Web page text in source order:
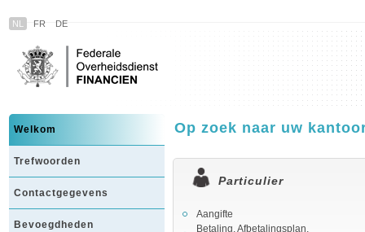
NL FR DE
Welkom
Trefwoorden
Contactgegevens
Bevoegdheden
Op zoek naar uw
Particulier
Aangifte
Betaling, Afbetalingsplan,